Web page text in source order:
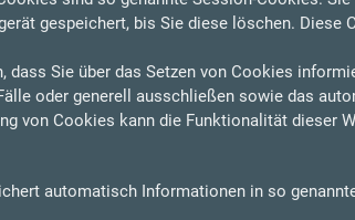
gespeichert, bis Sie diese löschen. Diese
dass Sie über das Setzen von Cookies
oder generell ausschließen sowie das
von Cookies kann die Funktionalität dieser
automatisch Informationen in so